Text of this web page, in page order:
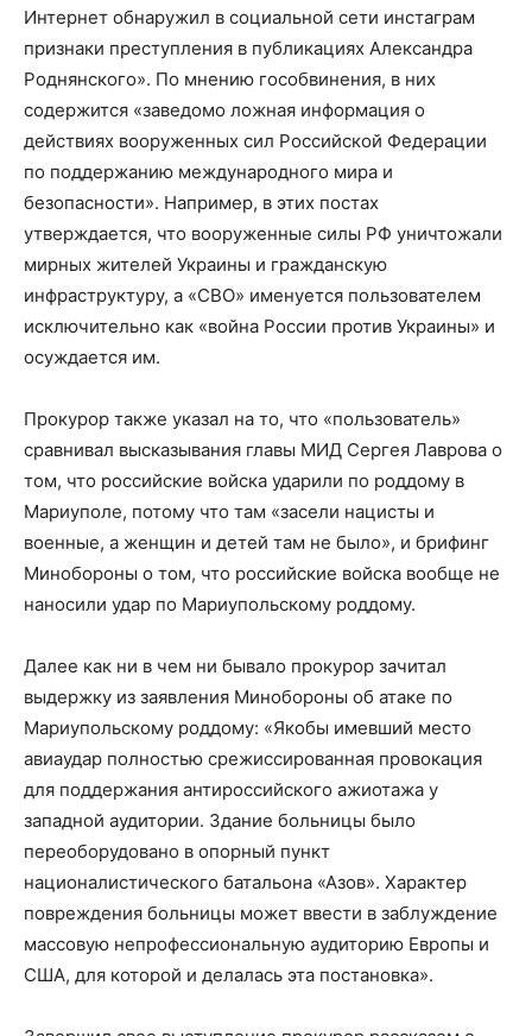
Интернет обнаружил в социальной сети инстаграм
признаки преступления в публикациях Александра
Роднянского». По мнению гособвинения, в них
содержится «заведомо ложная информация о
действиях вооруженных сил Российской Федерации
по поддержанию международного мира и
безопасности». Например, в этих постах
утверждается, что вооруженные силы РФ уничтожали
мирных жителей Украины и гражданскую
инфраструктуру, а «СВО» именуется пользователем
исключительно как «война России против Украины» и
осуждается им.
Прокурор также указал на то, что «пользователь»
сравнивал высказывания главы МИД Сергея Лаврова о
том, что российские войска ударили по роддому в
Мариуполе, потому что там «засели нацисты и
военные, а женщин и детей там не было», и брифинг
Минобороны о том, что российские войска вообще не
наносили удар по Мариупольскому роддому.
Далее как ни в чем ни бывало прокурор зачитал
выдержку из заявления Минобороны об атаке по
Мариупольскому роддому: «Якобы имевший место
авиаудар полностью срежиссированная провокация
для поддержания антироссийского ажиотажа у
западной аудитории. Здание больницы было
переоборудовано в опорный пункт
националистического батальона «Азов». Характер
повреждения больницы может ввести в заблуждение
массовую непрофессиональную аудиторию Европы и
США, для которой и делалась эта постановка».